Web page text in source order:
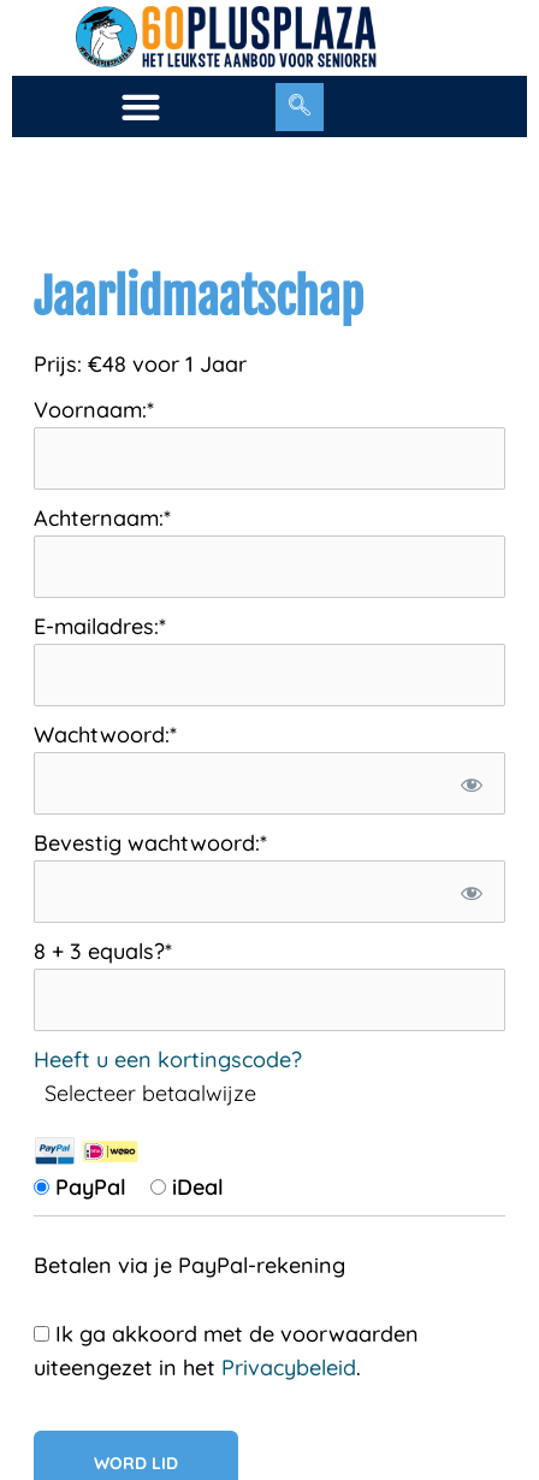
de
Jaarlidmaatschap
Prijs: €48 voor 1 Jaar
Voornaam:*
Achternaam:*
E-mailadres:*
Wachtwoord:*
Bevestig wachtwoord:*
8 + 3 equals?*
Heeft u een kortingscode?
Selecteer betaalwijze
PayPal iDeal
Betalen via je PayPal-rekening
Ik ga akkoord met de voorwaarden
uiteengezet in het Privacybeleid.
Geen val